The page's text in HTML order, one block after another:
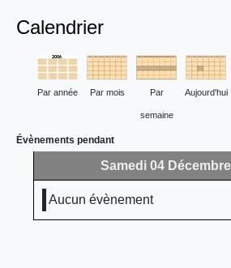
Calendrier
Par année Par mois Par
semaine
Aujourd'hui
Évènements pendant
Samedi 04
Aucun évènement